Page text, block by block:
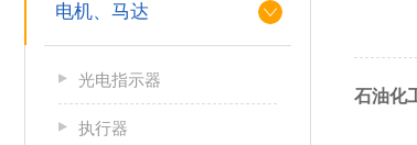
电机、马达
光电指示器
执行器
石油化